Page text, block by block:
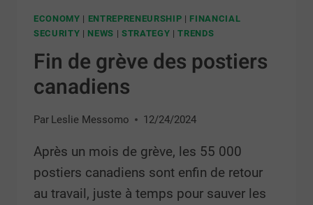
ECONOMY | ENTREPRENEURSHIP | FINANCIAL
SECURITY | NEWS | STRATEGY |TRENDS
Fin de grève des postiers
canadiens
Par Leslie Messomo 12/24/2024
Après un mois de grève, les 55 000
postiers canadiens sont enfin de retour
au travail, juste à temps pour sauver les